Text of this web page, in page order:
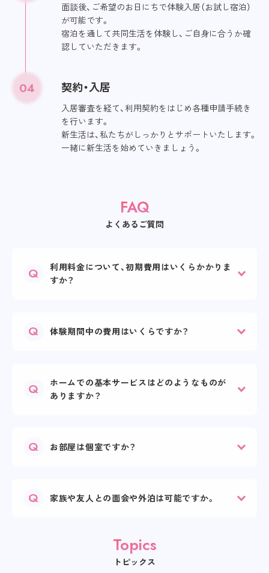
面談後、ご希望のお日にちで体験入居（お試し宿泊）
が可能です。
宿泊を通して共同生活を体験し、ご自身に合うか確
認していただきます。
04 契約・入居
入居審査を経て、利用契約をはじめ各種申請手続き
を行います。
新生活は、私たちがしっかりとサポートいたします。
一緒に新生活を始めていきましょう。
FAQ
よくあるご質問
利用料金について、初期費用はいくらかかりま
すか？
体験期間中の費用はいくらですか？
ホームでの基本サービスはどのようなものが
ありますか？
お部屋は個室ですか？
家族や友人との面会や外泊は可能ですか。
Topics
トピックス